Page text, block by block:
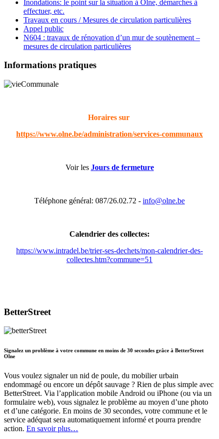
Inondations: le point sur la situation à Olne, démarches à
effectuer, etc.
Travaux en cours / Mesures de circulation particulières
Appel public
N604 : travaux de rénovation d’un mur de soutènement –
mesures de circulation particulières
Informations pratiques
Horaires sur
https://www.olne.be/administration/services-communaux
Voir les Jours de fermeture
Téléphone général: 087/26.02.72 - info@olne.be
Calendrier des collectes:
https://www.intradel.be/trier-ses-dechets/mon-calendrier-des-
collectes.htm?commune=51
BetterStreet
Signalez un problème à votre commune en moins de 30 secondes grâce à BetterStreet
Olne
Vous voulez signaler un nid de poule, du mobilier urbain
endommagé ou encore un dépôt sauvage ? Rien de plus simple avec
BetterStreet. Via l’application mobile Android ou iPhone (ou via un
formulaire web), vous signalez le problème au moyen d’une photo
et d’une catégorie. En moins de 30 secondes, votre commune et le
service adéquat sera automatiquement informé et pourra prendre
action. En savoir plus…